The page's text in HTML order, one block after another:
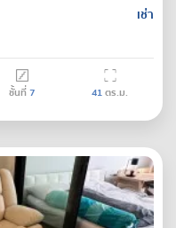
เช่า
ชั้นที่7 41ตร.ม.